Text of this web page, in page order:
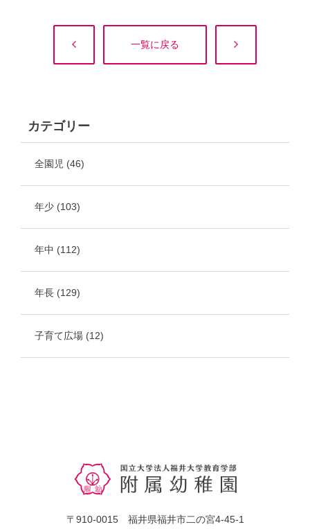
一覧に戻る
カテゴリー
全園児 (46)
年少 (103)
年中 (112)
年長 (129)
子育て広場 (12)
〒910-0015 福井県福井市二の宮4-45-1